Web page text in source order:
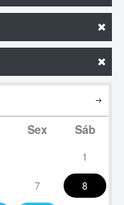
Sex Sáb
1
7 8